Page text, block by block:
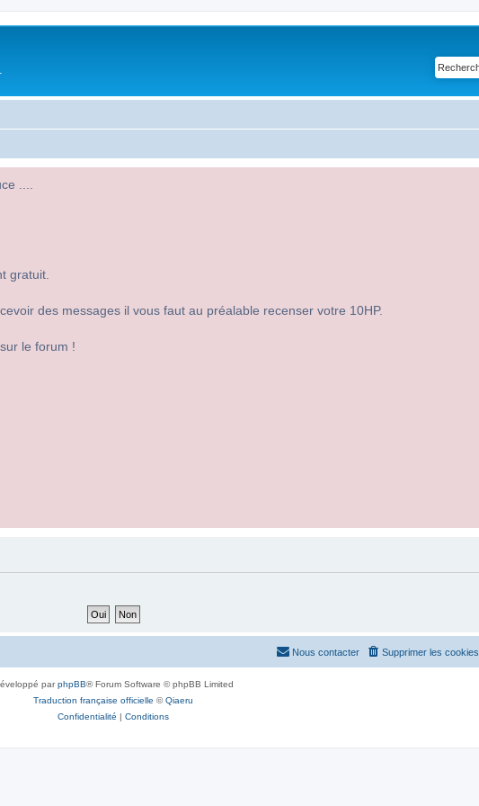
....
gratuit.
des messages il vous faut au préalable recenser votre 10HP.
le forum !
Supprimer les cookies
Nous contacter
parphpBB® Forum Software © phpBB Limited
Traduction française officielle ©Qiaeru
Confidentialité | Conditions